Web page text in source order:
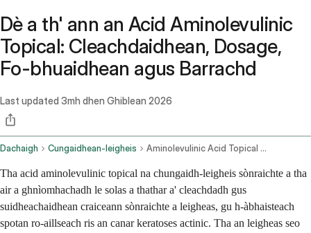
Dè a th' ann an Acid Aminolevulinic
Topical: Cleachdaidhean, Dosage,
Fo-bhuaidhean agus Barrachd
Last updated 3mh dhen Ghiblean 2026
Dachaigh Cungaidhean-leigheis Aminolevulinic Acid Topical Route
Tha acid aminolevulinic topical na chungaidh-leigheis sònraichte a tha
air a ghnìomhachadh le solas a thathar a' cleachdadh gus
suidheachaidhean craiceann sònraichte a leigheas, gu h-àbhaisteach
spotan ro-aillseach ris an canar keratoses actinic. Tha an leigheas seo